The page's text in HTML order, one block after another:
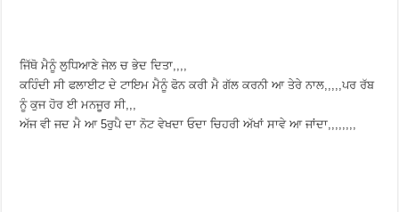
ਜਿੱਥੋ ਮੈਨੂੰ ਲੁਧਿਆਣੇ ਜੇਲ ਚ ਭੇਦ ਦਿਤਾ,,,,
ਕਹਿੰਦੀ ਸੀ ਫਲਾਈਟ ਦੇ ਟਾਇਮ ਮੈਨੂੰ ਫੋਨ ਕਰੀ ਮੈ ਗੱਲ ਕਰਨੀ ਆ ਤੇਰੇ ਨਾਲ,,,,,ਪਰ ਰੱਬ
ਨੂੰ ਕੁਜ ਹੋਰ ਈ ਮਨਜੂਰ ਸੀ,,,
ਅੱਜ ਵੀ ਜਦ ਮੈ ਆ 5ਰੁਪੈ ਦਾ ਨੋਟ ਵੇਖਦਾ ਓਦਾ ਚਿਹਰੀ ਅੱਖਾਂ ਸਾਵੇ ਆ ਜਾਂਦਾ,,,,,,,,